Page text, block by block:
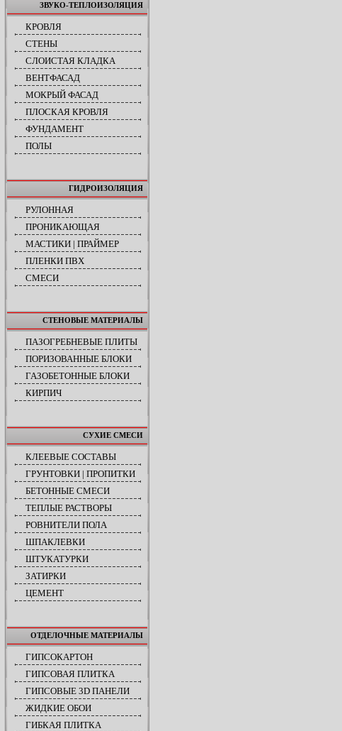
ЗВУКО-ТЕПЛОИЗОЛЯЦИЯ
КРОВЛЯ
СТЕНЫ
СЛОИСТАЯ КЛАДКА
ВЕНТФАСАД
МОКРЫЙ ФАСАД
ПЛОСКАЯ КРОВЛЯ
ФУНДАМЕНТ
ПОЛЫ
ГИДРОИЗОЛЯЦИЯ
РУЛОННАЯ
ПРОНИКАЮЩАЯ
МАСТИКИ | ПРАЙМЕР
ПЛЕНКИ ПВХ
СМЕСИ
СТЕНОВЫЕ МАТЕРИАЛЫ
ПАЗОГРЕБНЕВЫЕ ПЛИТЫ
ПОРИЗОВАННЫЕ БЛОКИ
ГАЗОБЕТОННЫЕ БЛОКИ
КИРПИЧ
СУХИЕ СМЕСИ
КЛЕЕВЫЕ СОСТАВЫ
ГРУНТОВКИ | ПРОПИТКИ
БЕТОННЫЕ СМЕСИ
ТЕПЛЫЕ РАСТВОРЫ
РОВНИТЕЛИ ПОЛА
ШПАКЛЕВКИ
ШТУКАТУРКИ
ЗАТИРКИ
ЦЕМЕНТ
ОТДЕЛОЧНЫЕ МАТЕРИАЛЫ
ГИПСОКАРТОН
ГИПСОВАЯ ПЛИТКА
ГИПСОВЫЕ 3D ПАНЕЛИ
ЖИДКИЕ ОБОИ
ГИБКАЯ ПЛИТКА